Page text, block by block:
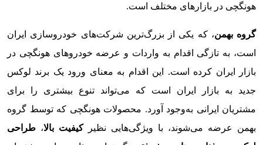
هونگچی در بازارهای مختلف است.
گروه بهمن، که یکی از بزرگ‌ترین شرکت‌های خودروسازی ایران
است، به تازگی اقدام به واردات و عرضه خودروهای هونگچی در
بازار ایران کرده است. این اقدام به معنای ورود یک برند لوکس
جدید به بازار ایران است که می‌تواند تنوع بیشتری را برای
مشتریان ایرانی به‌وجود آورد. محصولات هونگچی که توسط گروه
بهمن عرضه می‌شوند، با ویژگی‌هایی نظیرکیفیت بالا، طراحی